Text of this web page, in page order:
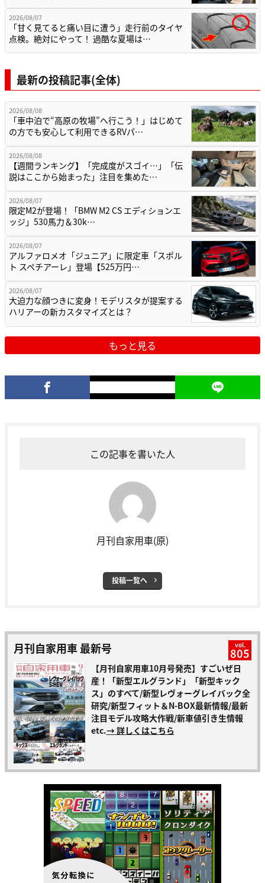
2026/08/07
「甘く見てると痛い目に遭う」走行前のタイヤ
点検。絶対にやって！ 過酷な夏場は…
最新の投稿記事(全体)
2026/08/08
「車中泊で“高原の牧場”へ行こう！」はじめて
の方でも安心して利用できるRVパ…
2026/08/08
【週間ランキング】「完成度がスゴイ…」「伝
説はここから始まった」注目を集めた…
2026/08/07
限定M2が登場！「BMW M2 CS エディションエ
ッジ」530馬力＆30k…
2026/08/07
アルファロメオ「ジュニア」に限定車「スポル
ト スペチアーレ」登場【525万円…
2026/08/07
大迫力な顔つきに変身！モデリスタが提案する
ハリアーの新カスタマイズとは？
もっと見る
この記事を書いた人
月刊自家用車(原)
投稿一覧へ
月刊自家用車 最新号 vol.
805
【月刊自家用車10月号発売】すごいぜ日
産！「新型エルグランド」「新型キック
ス」のすべて/新型レヴォーグレイバック全
研究/新型フィット＆N-BOX最新情報/最新
注目モデル攻略大作戦/新車値引き生情報
etc.→ 詳しくはこちら